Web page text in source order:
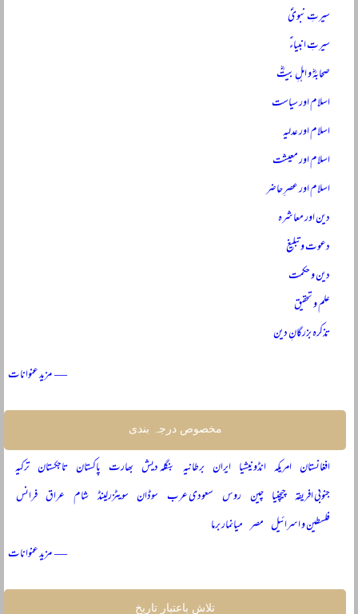
سیرتِ نبویؐ
سیرتِ انبیاءؑ
صحابہؓ و اہلِ بیتؓ
اسلام اور سیاست
اسلام اور عدلیہ
اسلام اور معیشت
اسلام اور عصرِ حاضر
دین اور معاشرہ
دعوت و تبلیغ
دین و حکمت
علم و تحقیق
تذکرہ بزرگانِ دین
— مزید عنوانات
مخصوص درجہ بندی
افغانستان امریکہ انڈونیشیا ایران برطانیہ بنگلہ دیش بھارت پاکستان تاجکستان ترکیہ
جنوبی افریقہ چیچنیا چین روس سعودی عرب سوڈان سویٹزرلینڈ شام عراق فرانس
فلسطین و اسرائیل مصر میانمار برما
— مزید عنوانات
تلاش باعتبار تاریخ